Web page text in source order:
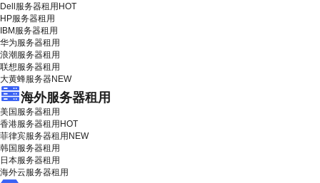
Dell服务器租用 HOT
HP服务器租用
IBM服务器租用
华为服务器租用
浪潮服务器租用
联想服务器租用
大黄蜂服务器NEW
海外服务器租用
美国服务器租用
香港服务器租用 HOT
菲律宾服务器租用 NEW
韩国服务器租用
日本服务器租用
海外云服务器租用